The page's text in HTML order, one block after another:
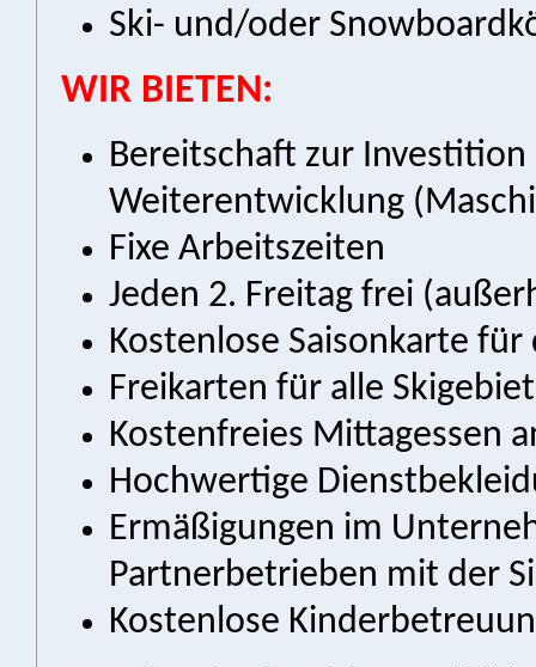
Ski- und/oder
WIR BIETEN:
Bereitschaft zur
Weiterentwicklung
Fixe Arbeitszeiten
Jeden 2. Freitag frei
Kostenlose Saisonkarte
Freikarten für alle
Kostenfreies Mittagessen
Hochwertige
Ermäßigungen im
Partnerbetrieben mit der
Kostenlose